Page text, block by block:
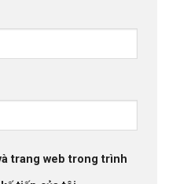
trang web trong trình